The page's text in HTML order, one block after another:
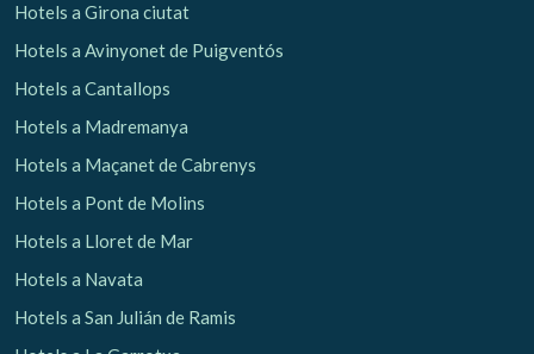
Hotels a Girona ciutat
Hotels a Avinyonet de Puigventós
Hotels a Cantallops
Hotels a Madremanya
Hotels a Maçanet de Cabrenys
Hotels a Pont de Molins
Hotels a Lloret de Mar
Hotels a Navata
Hotels a San Julián de Ramis